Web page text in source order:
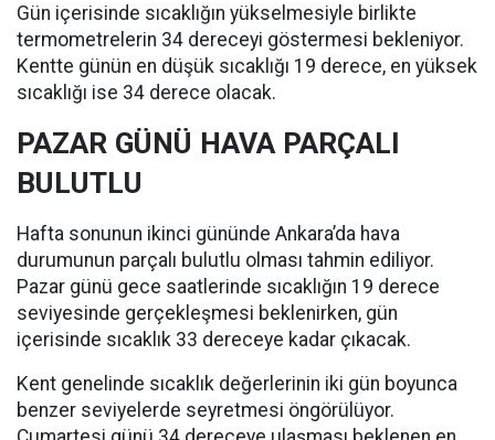
Gün içerisinde sıcaklığın yükselmesiyle birlikte
termometrelerin 34 dereceyi göstermesi bekleniyor.
Kentte günün en düşük sıcaklığı 19 derece, en yüksek
sıcaklığı ise 34 derece olacak.
PAZAR GÜNÜ HAVA PARÇALI
BULUTLU
Hafta sonunun ikinci gününde Ankara’da hava
durumunun parçalı bulutlu olması tahmin ediliyor.
Pazar günü gece saatlerinde sıcaklığın 19 derece
seviyesinde gerçekleşmesi beklenirken, gün
içerisinde sıcaklık 33 dereceye kadar çıkacak.
Kent genelinde sıcaklık değerlerinin iki gün boyunca
benzer seviyelerde seyretmesi öngörülüyor.